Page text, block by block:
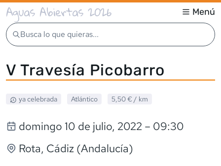
Aguas Abiertas 2026 Menú
Busca lo que quieras...
V Travesía Picobarro
ya celebrada Atlántico 5,50 € / km
domingo 10 de julio, 2022 – 09:30
Rota, Cádiz (Andalucía)